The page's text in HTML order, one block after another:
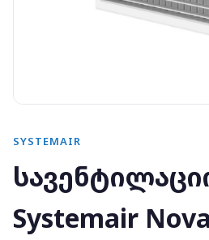
SYSTEMAIR
Systemair